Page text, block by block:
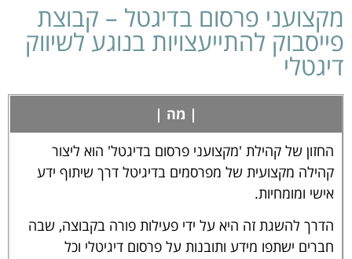
מקצועני פרסום בדיגטל – קבוצת
פייסבוק להתייעצויות בנוגע לשיווק
דיגטלי
| מה |
החזון של קהילת 'מקצועני פרסום בדיגטל' הוא ליצור
קהילה מקצועית של מפרסמים בדיגיטל דרך שיתוף ידע
אישי ומומחיות.
הדרך להשגת זה היא על ידי פעילות פורה בקבוצה, שבה
חברים ישתפו מידע ותובנות על פרסום דיגיטלי וכל